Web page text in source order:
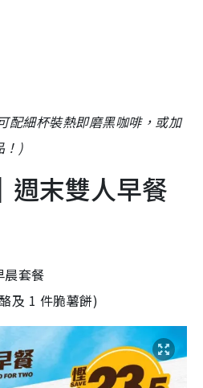
配細杯裝熱即磨黑咖啡，或加
！)
週末雙人早餐
晨套餐
及 1 件脆薯餅)